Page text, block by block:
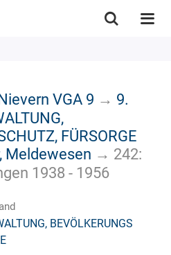
VGA 9 → 9.
FÜRSORGE
Meldewesen → 242:
1938 - 1956
BEVÖLKERUNGS